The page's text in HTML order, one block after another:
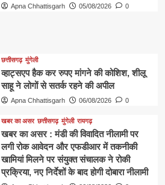
Apna Chhattisgarh 05/08/2026 0
छत्तीसगढ़ मुंगेली
व्हाट्सएप हैक कर रुपए मांगने की कोशिश, शीलू
साहू ने लोगों से सतर्क रहने की अपील
Apna Chhattisgarh 06/08/2026 0
खबर का असर छत्तीसगढ़ मुंगेली रायगढ़
खबर का असर : मंडी की विवादित नीलामी पर
लगी रोक आवेदन और एफडीआर में तकनीकी
खामियां मिलने पर संयुक्त संचालक ने रोकी
प्रक्रिया, नए निर्देशों के बाद होगी दोबारा नीलामी